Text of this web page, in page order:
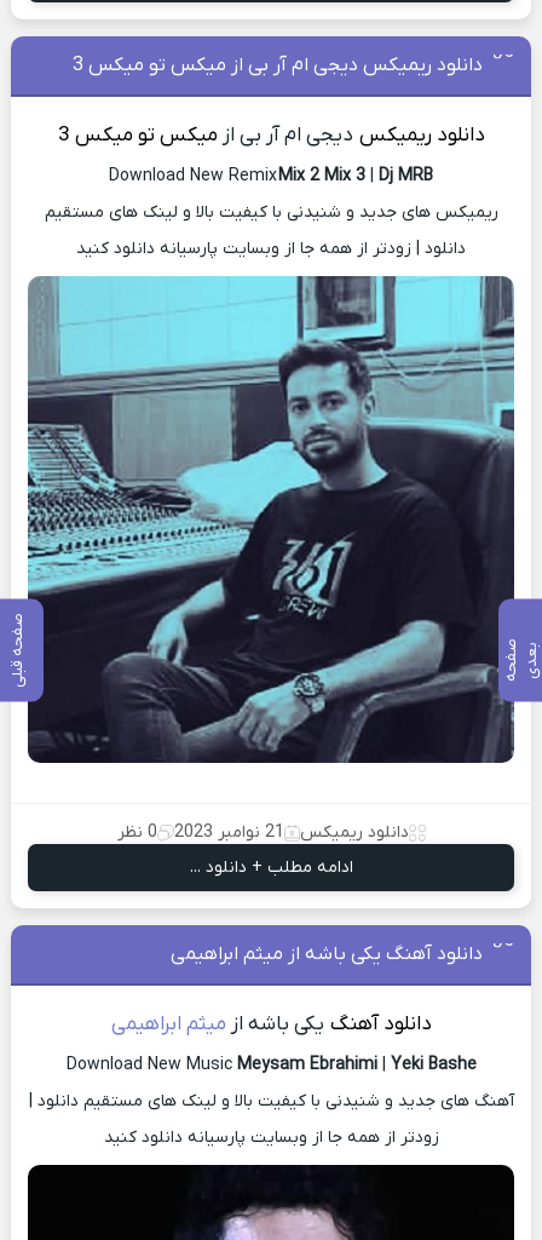
دانلود ریمیکس دیجی ام آر بی از میکس تو میکس 3
دانلود ریمیکس دیجی ام آر بی از میکس تو میکس 3
Download New RemixMix 2 Mix 3 | Dj MRB
ریمیکس های جدید و شنیدنی با کیفیت بالا و لینک های مستقیم
دانلود | زودتر از همه جا از وبسایت پارسیانه دانلود کنید
دانلود ریمیکس 21 نوامبر 2023
0 نظر
ادامه مطلب + دانلود ...
دانلود آهنگ یکی باشه از میثم ابراهیمی
دانلود آهنگ یکی باشه از میثم ابراهیمی
Download New Music Meysam Ebrahimi| Yeki Bashe
آهنگ های جدید و شنیدنی با کیفیت بالا و لینک های مستقیم دانلود |
زودتر از همه جا از وبسایت پارسیانه دانلود کنید
ص
ف
ح
ه ب ع
د ی صفحه قبلی